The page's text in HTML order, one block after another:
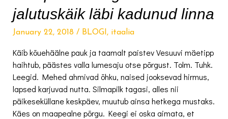
kanalit
gelatoni
jalutuskäik läbi kadunud linna
January 22, 2018/ BLOGI , itaalia
Käib kõuehäälne pauk ja taamalt paistev Vesuuvi mäetipp
haihtub, päästes valla lumesaju otse põrgust. Tolm. Tuhk.
Leegid. Mehed ahmivad õhku, naised jooksevad hirmus,
lapsed karjuvad nutta. Silmapilk tagasi, alles nii
päikeseküllane keskpäev, muutub ainsa hetkega mustaks.
Käes on maapealne põrgu. Keegi ei oska aimata, et